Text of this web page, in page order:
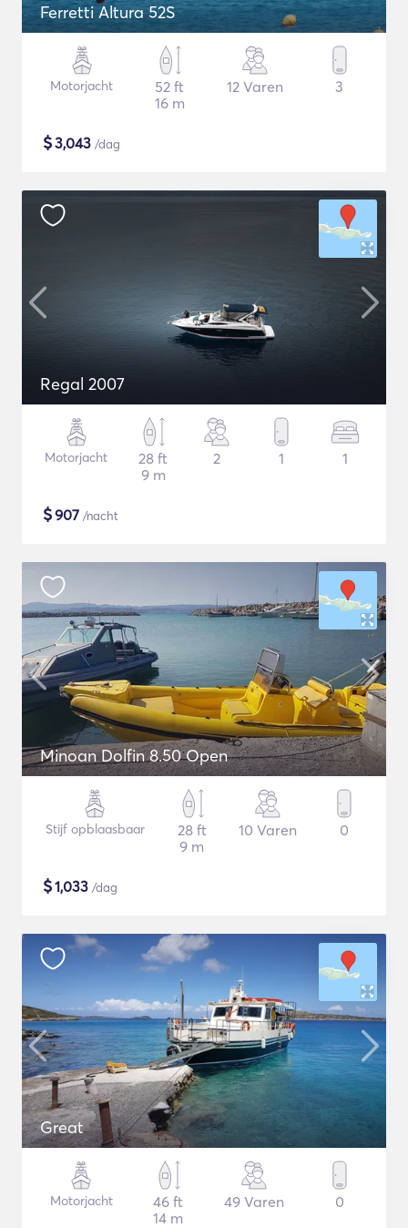
Ferretti Altura 52S
Motorjacht
52 ft
16 m
12 Varen 3
$3,043 /dag
Regal 2007
Motorjacht
28 ft
9 m
2 1 1
$907 /nacht
Minoan Dolfin 8.50 Open
Stijf opblaasbaar
28 ft
9 m
10 Varen 0
$1,033 /dag
Great
Motorjacht
46 ft
14 m
49 Varen 0